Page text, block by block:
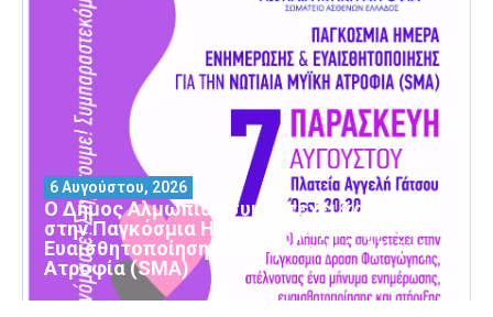
Ο Δήμος Αλμωπίας συμμετέχει και φέτος
στην Παγκόσμια Ημέρα Ενημέρωσης και
Ευαισθητοποίησης για τη Νωτιαία Μυϊκή
Ατροφία (SMA)
6 Αυγούστου, 2026